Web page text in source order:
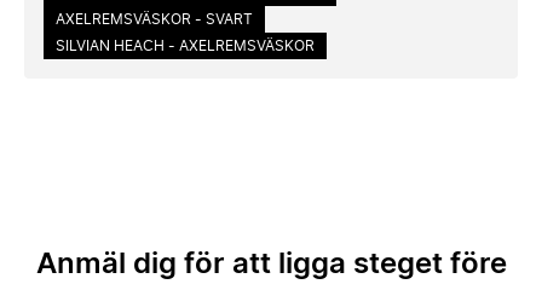
AXELREMSVÄSKOR - SVART
SILVIAN HEACH - AXELREMSVÄSKOR
Anmäl dig för att ligga steget före